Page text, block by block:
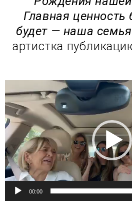
Главная ценность
будет — наша
артистка
и
д
е
о
п
л
00:00